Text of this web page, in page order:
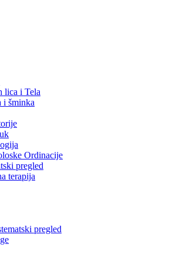
lica i Tela
i šminka
Ordinacije
pregled
terapija
pregled